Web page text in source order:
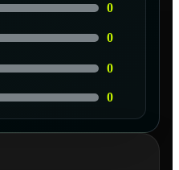
0
0
0
0